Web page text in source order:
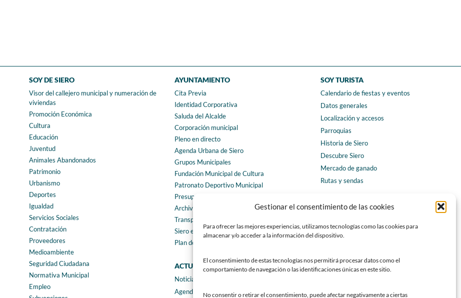
Gestionar el consentimiento de las cookies
Para ofrecer las mejores experiencias, utilizamos tecnologías como las cookies para
almacenar y/o acceder a la información del dispositivo.
El consentimiento de estas tecnologías nos permitirá procesar datos como el
comportamiento de navegación o las identificaciones únicas en este sitio.
No consentir o retirar el consentimiento, puede afectar negativamente a ciertas
SOY DE SIERO
Visor del callejero municipal y numeración de
viviendas
Promoción Económica
Cultura
Educación
Juventud
Animales Abandonados
Patrimonio
Urbanismo
Deportes
Igualdad
Servicios Sociales
Contratación
Proveedores
Medioambiente
Seguridad Ciudadana
Normativa Municipal
Empleo
AYUNTAMIENTO
Cita Previa
Identidad Corporativa
Saluda del Alcalde
Corporación municipal
Pleno en directo
Agenda Urbana de Siero
Grupos Municipales
Fundación Municipal de Cultura
Patronato Deportivo Municipal
Presupuestos municipales
Archivo municipal
Transparencia
Siero en Cifras
Plan de igualdad
ACTUALIDAD
Noticias
Agenda
SOY TURISTA
Calendario de fiestas y eventos
Datos generales
Localización y accesos
Parroquias
Historia de Siero
Descubre Siero
Mercado de ganado
Rutas y sendas
CONTACTO
Teléfonos de interés
Formulario de contacto